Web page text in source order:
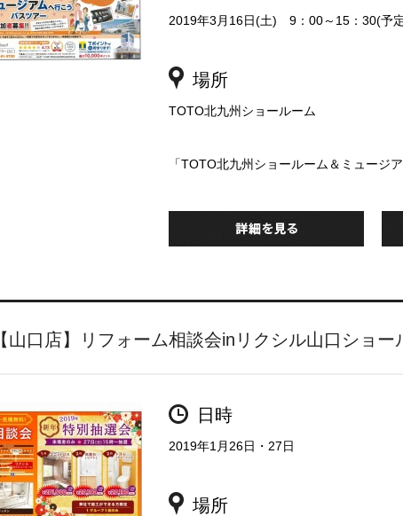
2019年3月16日(土) 9：00～15：30(予
場所
TOTO北九州ショールーム
「TOTO北九州ショールーム＆ミュージ
【山口店】リフォーム相談会inリクシル山口ショー
日時
2019年1月26日・27日
場所